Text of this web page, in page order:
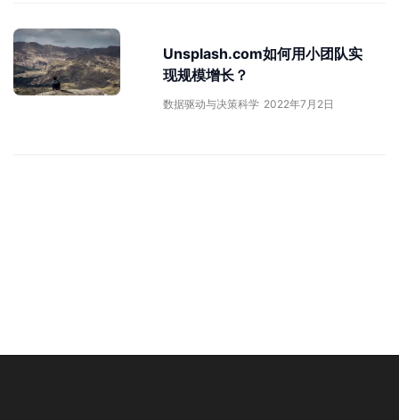
Unsplash.com如何用小团队实
现规模增长？
数据驱动与决策科学 2022年7月2日